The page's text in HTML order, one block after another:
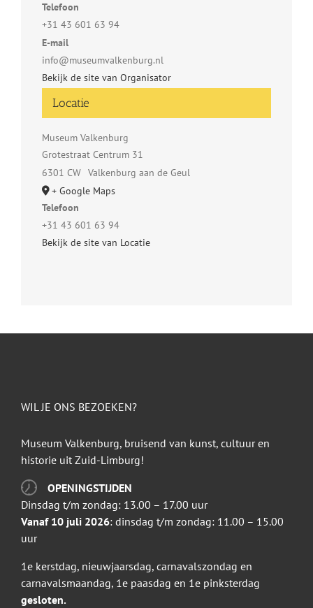
Locatie
Museum Valkenburg
Grotestraat Centrum 31
6301 CW Valkenburg aan de Geul
+ Google Maps
Telefoon
+31 43 601 63 94
Bekijk de site van Locatie
Telefoon
+31 43 601 63 94
E-mail
info@museumvalkenburg.nl
Bekijk de site van Organisator
WIL JE ONS BEZOEKEN?
Museum Valkenburg, bruisend van kunst, cultuur en
historie uit Zuid-Limburg!
OPENINGSTIJDEN
Dinsdag t/m zondag: 13.00 – 17.00 uur
Vanaf 10 juli 2026: dinsdag t/m zondag: 11.00 – 15.00
uur
1e kerstdag, nieuwjaarsdag, carnavalszondag en
carnavalsmaandag, 1e paasdag en 1e pinksterdag
gesloten.